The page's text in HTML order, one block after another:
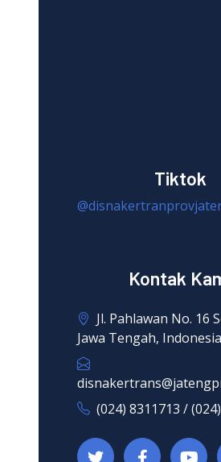
Tiktok
Kontak
Jl. Pahlawan No. 16
Jawa Tengah, Indonesia
(024) 8311713 /